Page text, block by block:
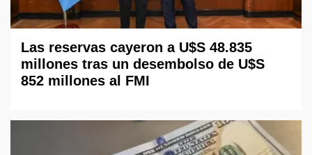
Las reservas cayeron a U$S 48.835
millones tras un desembolso de U$S
852 millones al FMI